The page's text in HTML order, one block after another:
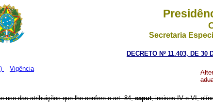
Secretaria
DECRETO Nº 11.403, DE 30
Vigência
uso das atribuições que lhe confere o art. 84,caput, incisos IV e VI,